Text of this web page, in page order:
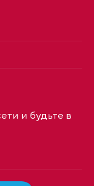
и будьте в